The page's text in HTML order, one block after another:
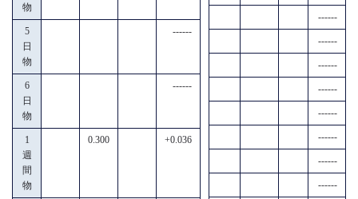
物
5
日
物
------
6
日
物
------
1
週
間
物
0.300 +0.036
------
------
------
------
------
------
------
------